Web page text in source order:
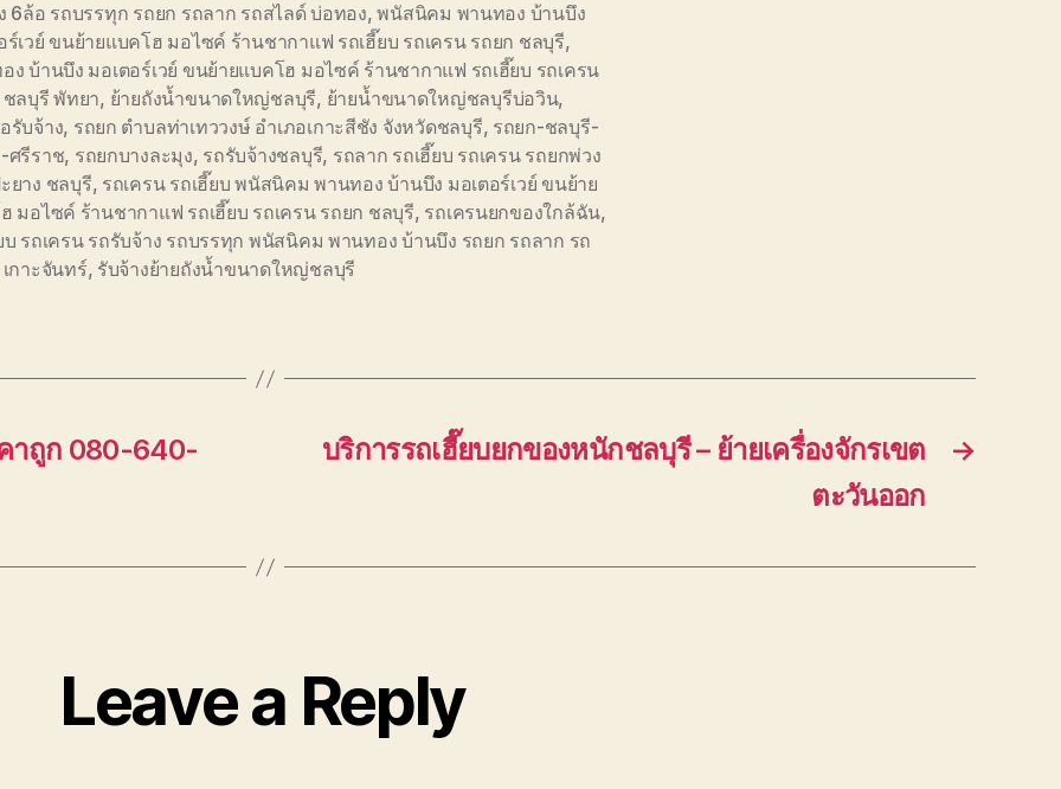
6ล้อ รถบรรทุก รถยก รถลาก รถสไลด์ บ่อทอง,พนัสนิคม พานทอง บ้านบึง
ร์เวย์ ขนย้ายแบคโฮ มอไซค์ ร้านชากาแฟ รถเฮี๊ยบ รถเครน รถยก ชลบุรี,
ง บ้านบึง มอเตอร์เวย์ ขนย้ายแบคโฮ มอไซค์ ร้านชากาแฟ รถเฮี๊ยบ รถเครน
ลบุรี พัทยา, ย้ายถังน้ำขนาดใหญ่ชลบุรี, ย้ายน้ำขนาดใหญ่ชลบุรีบ่อวิน,
รับจ้าง, รถยก ตำบลท่าเทววงษ์ อำเภอเกาะสีชัง จังหวัดชลบุรี, รถยก-ชลบุรี-
ศรีราช, รถยกบางละมุง, รถรับจ้างชลบุรี, รถลาก รถเฮี๊ยบ รถเครน รถยกพ่วง
ยาง ชลบุรี, รถเครน รถเฮี๊ยบ พนัสนิคม พานทอง บ้านบึง มอเตอร์เวย์ ขนย้าย
มอไซค์ ร้านชากาแฟ รถเฮี๊ยบ รถเครน รถยก ชลบุรี, รถเครนยกของใกล้ฉัน,
บ รถเครน รถรับจ้าง รถบรรทุก พนัสนิคม พานทอง บ้านบึง รถยก รถลาก รถ
กาะจันทร์, รับจ้างย้ายถังน้ำขนาดใหญ่ชลบุรี
าถูก 080-640- →
บริการรถเฮี๊ยบยกของหนักชลบุรี – ย้ายเครื่องจักรเขต
ตะวันออก
Leave a Reply